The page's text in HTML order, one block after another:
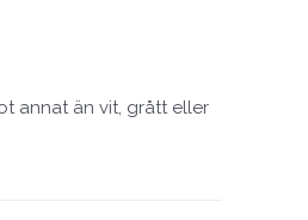
annat än vit, grått eller